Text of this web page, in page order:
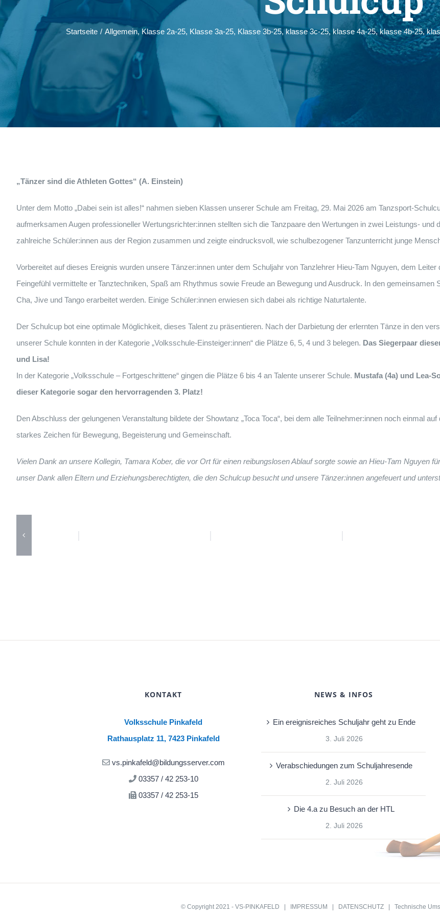
Startseite / Allgemein, Klasse 2a-25, Klasse 3a-25, Klasse 3b-25,klasse 3c-25, klasse 4a-25,klasse 4b-25,
„Tänzer sind die Athleten Gottes“ (A. Einstein)
Unter dem Motto „Dabei sein ist alles!“ nahmen sieben Klassen unserer Schule am Freitag, 29. Mai 2026 am Tanzsport-
aufmerksamen Augen professioneller Wertungsrichter:innen stellten sich die Tanzpaare den Wertungen in zwei Leistungs-
zahlreiche Schüler:innen aus der Region zusammen und zeigte eindrucksvoll, wie schulbezogener Tanzunterricht junge
Vorbereitet auf dieses Ereignis wurden unsere Tänzer:innen unter dem Schuljahr von Tanzlehrer Hieu-Tam Nguyen, dem
Feingefühl vermittelte er Tanztechniken, Spaß am Rhythmus sowie Freude an Bewegung und Ausdruck. In den
Cha, Jive und Tango erarbeitet werden. Einige Schüler:innen erwiesen sich dabei als richtige Naturtalente.
Der Schulcup bot eine optimale Möglichkeit, dieses Talent zu präsentieren. Nach der Darbietung der erlernten Tänze in den
unserer Schule konnten in der Kategorie „Volksschule-Einsteiger:innen“ die Plätze 6, 5, 4 und 3 belegen. Das Siegerpaar
und Lisa!
In der Kategorie „Volksschule – Fortgeschrittene“ gingen die Plätze 6 bis 4 an Talente unserer Schule. Mustafa (4a) und Lea-
dieser Kategorie sogar den hervorragenden 3. Platz!
Den Abschluss der gelungenen Veranstaltung bildete der Showtanz „Toca Toca“, bei dem alle Teilnehmer:innen noch einmal
starkes Zeichen für Bewegung, Begeisterung und Gemeinschaft.
Vielen Dank an unsere Kollegin, Tamara Kober, die vor Ort für einen reibungslosen Ablauf sorgte sowie an Hieu-Tam Nguyen
unser Dank allen Eltern und Erziehungsberechtigten, die den Schulcup besucht und unsere Tänzer:innen angefeuert und
KONTAKT
Volksschule Pinkafeld
Rathausplatz 11, 7423 Pinkafeld
vs.pinkafeld@bildungsserver.com
03357 / 42 253-10
03357 / 42 253-15
NEWS & INFOS
Ein ereignisreiches Schuljahr geht zu Ende
3. Juli 2026
Verabschiedungen zum Schuljahresende
2. Juli 2026
Die 4.a zu Besuch an der HTL
2. Juli 2026
© Copyright 2021 - VS-PINKAFELD | IMPRESSUM DATENSCHUTZ | Technische